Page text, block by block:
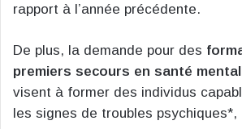
rapport à l’année précédente.
De plus, la demande pour des
premiers secours en santé
visent à former des individus
les signes de troubles psychiques*,